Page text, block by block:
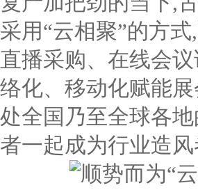
采用“云相聚”的方
直播采购、在线会
络化、移动化赋能
处全国乃至全球各
者一起成为行业造风